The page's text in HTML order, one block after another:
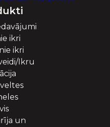
ikri
ikri
Ikru
un